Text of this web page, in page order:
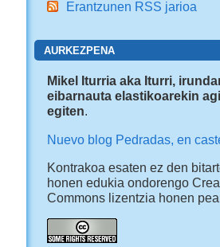
Erantzunen RSS jarioa
AURKEZPENA
Mikel Iturria aka Iturri,
eibarnauta elastikoarekin
egiten.
Nuevo blog Pedradas, en
Kontrakoa esaten ez den
honen edukia ondorengo
Commons lizentzia honen